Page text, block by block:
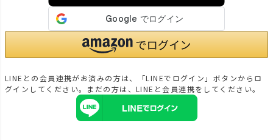
LINEとの会員連携がお済みの方は、「LINEでログイン」ボタンからロ
グインしてください。まだの方は、LINEと会員連携をしてください。